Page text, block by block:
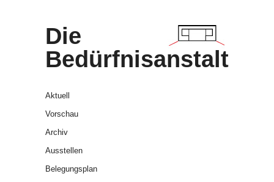
Die
Bedürfnisanstalt
Aktuell
Vorschau
Archiv
Ausstellen
Belegungsplan